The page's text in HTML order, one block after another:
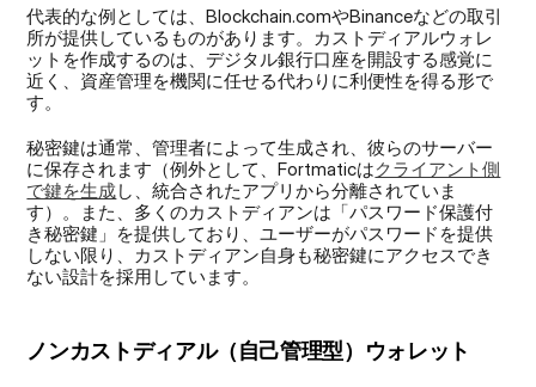
代表的な例としては、Blockchain.comやBinanceなどの取引
所が提供しているものがあります。カストディアルウォレ
ットを作成するのは、デジタル銀行口座を開設する感覚に
近く、資産管理を機関に任せる代わりに利便性を得る形で
す。
秘密鍵は通常、管理者によって生成され、彼らのサーバー
に保存されます（例外として、Fortmaticはクライアント側
で鍵を生成し、統合されたアプリから分離されていま
す）。また、多くのカストディアンは「パスワード保護付
き秘密鍵」を提供しており、ユーザーがパスワードを提供
しない限り、カストディアン自身も秘密鍵にアクセスでき
ない設計を採用しています。
ノンカストディアル（自己管理型）ウォレット